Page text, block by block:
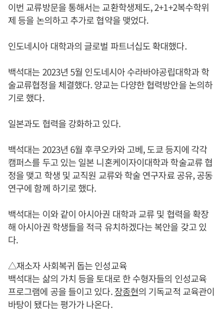
이번 교류방문을 통해서는 교환학생제도, 2+1+2복수학위
제 등을 논의하고 추가로 협약을 맺었다.
인도네시아 대학과의 글로벌 파트너십도 확대했다.
백석대는 2023년 5월 인도네시아 수라바야공립대학과 학
술교류협정을 체결했다. 양교는 다양한 협력방안을 논의하
기로 했다.
일본과도 협력을 강화하고 있다.
백석대는 2023년 6월 후쿠오카와 고베, 도쿄 등지에 각각
캠퍼스를 두고 있는 일본 니혼케이자이대학과 학술교류 협
정을 맺고 학생 및 교직원 교류와 학술 연구자료 공유, 공동
연구에 함께 하기로 했다.
백석대는 이와 같이 아시아권 대학과 교류 및 협력을 확장
해 아시아권 학생들을 적극 유치하겠다는 복안을 갖고 있
다.
△재소자 사회복귀 돕는 인성교육
백석대는 삶의 가치 등을 토대로 한 수형자들의 인성교육
프로그램에 공을 들이고 있다.장종현의 기독교적 교육관이
바탕이 됐다는 평가가 나온다.